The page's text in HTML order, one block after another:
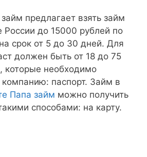
предлагает взять займ
до 15000 рублей по
срок от 5 до 30 дней. Для
должен быть от 18 до 75
которые необходимо
компанию: паспорт. Займ в
Папа займ можно получить
способами: на карту.